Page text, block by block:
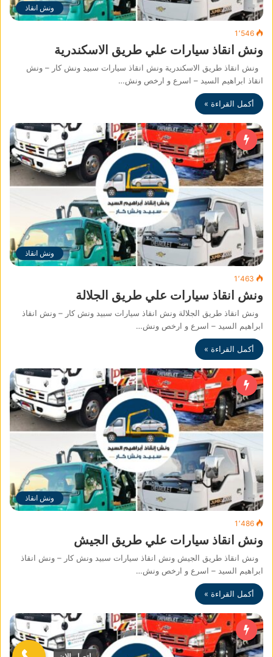
ونش انقاذ
1٬546
ونش انقاذ سيارات علي طريق الاسكندرية
ونش انقاذ طريق الاسكندرية ونش انقاذ سيارات سبيد ونش كار – ونش
انقاذ ابراهيم السيد – اسرع و ارخص ونش…
أكمل القراءة »
ونش انقاذ
1٬463
ونش انقاذ سيارات علي طريق الجلالة
ونش انقاذ طريق الجلالة ونش انقاذ سيارات سبيد ونش كار – ونش انقاذ
ابراهيم السيد – اسرع و ارخص ونش…
أكمل القراءة »
ونش انقاذ
1٬486
ونش انقاذ سيارات علي طريق الجيش
ونش انقاذ طريق الجيش ونش انقاذ سيارات سبيد ونش كار – ونش انقاذ
ابراهيم السيد – اسرع و ارخص ونش…
أكمل القراءة »